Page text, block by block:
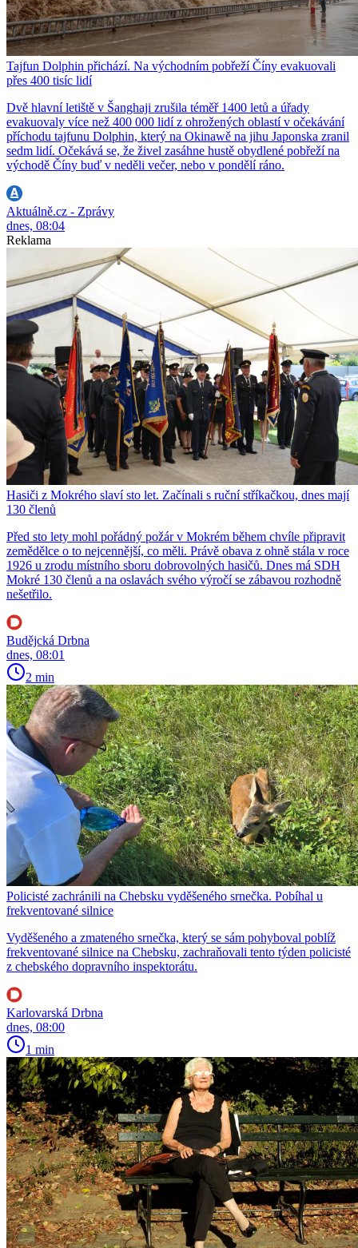
Tajfun Dolphin přichází. Na východním pobřeží Číny evakuovali
přes 400 tisíc lidí
Dvě hlavní letiště v Šanghaji zrušila téměř 1400 letů a úřady
evakuovaly více než 400 000 lidí z ohrožených oblastí v očekávání
příchodu tajfunu Dolphin, který na Okinawě na jihu Japonska zranil
sedm lidí. Očekává se, že živel zasáhne hustě obydlené pobřeží na
východě Číny buď v neděli večer, nebo v pondělí ráno.
Aktuálně.cz - Zprávy
dnes, 08:04
Reklama
Hasiči z Mokrého slaví sto let. Začínali s ruční stříkačkou, dnes mají
130 členů
Před sto lety mohl pořádný požár v Mokrém během chvíle připravit
zemědělce o to nejcennější, co měli. Právě obava z ohně stála v roce
1926 u zrodu místního sboru dobrovolných hasičů. Dnes má SDH
Mokré 130 členů a na oslavách svého výročí se zábavou rozhodně
nešetřilo.
Budějcká Drbna
dnes, 08:01
2 min
Policisté zachránili na Chebsku vyděšeného srnečka. Pobíhal u
frekventované silnice
Vyděšeného a zmateného srnečka, který se sám pohyboval poblíž
frekventované silnice na Chebsku, zachraňovali tento týden policisté
z chebského dopravního inspektorátu.
Karlovarská Drbna
dnes, 08:00
1 min